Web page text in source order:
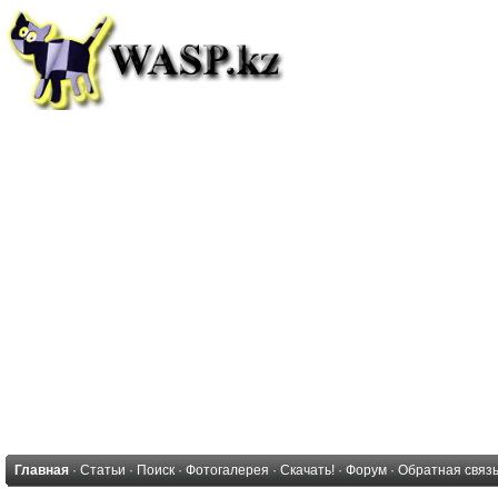
Главная · Статьи · Поиск · Фотогалерея · Скачать! · Форум · Обратная связь